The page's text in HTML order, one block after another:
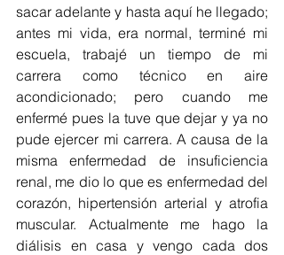
sacar adelante y hasta aquí he llegado;
antes mi vida, era normal, terminé mi
escuela, trabajé un tiempo de mi
carrera como técnico en aire
acondicionado; pero cuando me
enfermé pues la tuve que dejar y ya no
pude ejercer mi carrera. A causa de la
misma enfermedad de insuficiencia
renal, me dio lo que es enfermedad del
corazón, hipertensión arterial y atrofia
muscular. Actualmente me hago la
diálisis en casa y vengo cada dos